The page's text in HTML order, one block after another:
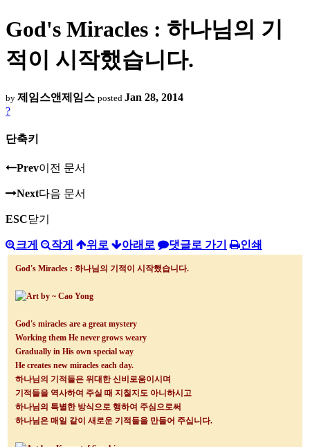
God's Miracles : 하나님의 기
적이 시작했습니다.
by 제임스앤제임스 posted Jan 28, 2014
?
단축키
Prev이전 문서
Next다음 문서
ESC닫기
크게 작게 위로 아래로 댓글로 가기 인쇄
God's Miracles : 하나님의 기적이 시작했습니다.
God's miracles are a great mystery
Working them He never grows weary
Gradually in His own special way
He creates new miracles each day.
하나님의 기적들은 위대한 신비로움이시며
기적들을 역사하여 주실 때 지칠지도 아니하시고
하나님의 특별한 방식으로 행하여 주심으로써
하나님은 매일 같이 새로운 기적들을 만들어 주십니다.